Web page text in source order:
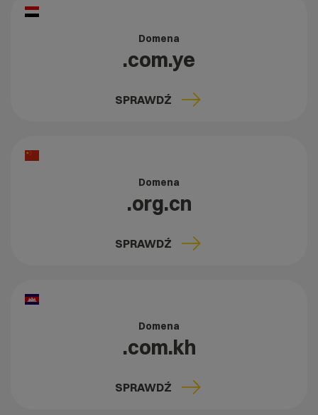
Domena
.com.ye
SPRAWDŹ
Domena
.org.cn
SPRAWDŹ
Domena
.com.kh
SPRAWDŹ